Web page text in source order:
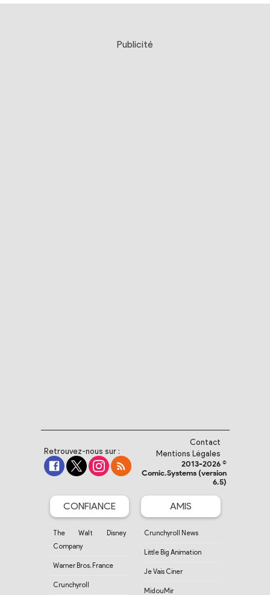
Publicité
Retrouvez-nous sur :
Contact
Mentions Légales
2013-2026 ©
Comic.Systems (version
6.5)
CONFIANCE
The Walt Disney
Company
Warner Bros. France
Crunchyroll
AMIS
Crunchyroll News
Little Big Animation
Je Vais Ciner
MidouMir